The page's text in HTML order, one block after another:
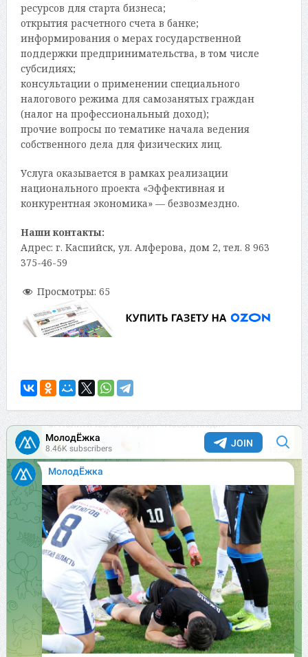
ресурсов для старта бизнеса;
открытия расчетного счета в банке;
информирования о мерах государственной
поддержки предпринимательства, в том числе
субсидиях;
консультации о применении специального
налогового режима для самозанятых граждан
(налог на профессиональный доход);
прочие вопросы по тематике начала ведения
собственного дела для физических лиц.
Услуга оказывается в рамках реализации
национального проекта «Эффективная и
конкурентная экономика» — безвозмездно.
Наши контакты:
Адрес: г. Каспийск, ул. Алферова, дом 2, тел. 8 963
375-46-59
Просмотры: 65